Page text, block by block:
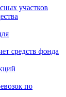
участков
средств фонда
по